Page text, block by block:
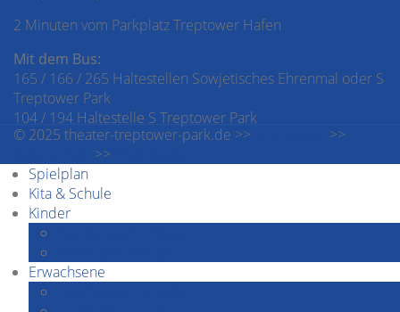
2 Minuten vom Parkplatz Treptower Hafen
Mit dem Bus:
165 / 166 / 265 Haltestellen Sowjetisches Ehrenmal oder S
Treptower Park
104 / 194 Haltestelle S Treptower Park
© 2025 theater-treptower-park.de >>
>>
>>
Spielplan
Kita & Schule
Kinder
Erwachsene